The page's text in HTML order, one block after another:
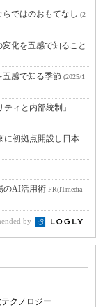
ではのおもてなし (2
化を五感で知ること
五感で知る季節 (2025/1
ティと内部統制」
に初拠点開設し日本
のAI活用術 PR(ITmedia
by
クノロジー